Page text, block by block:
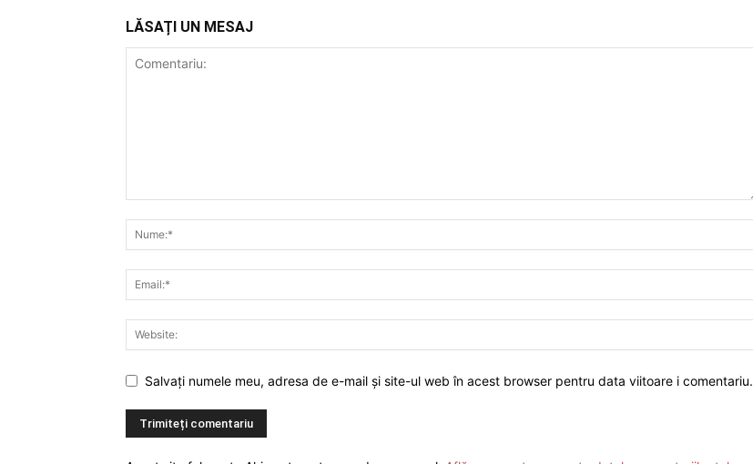
LĂSAȚI UN MESAJ
Salvați numele meu, adresa de e-mail și site-ul web în acest browser pentru data viitoare i comentariu.